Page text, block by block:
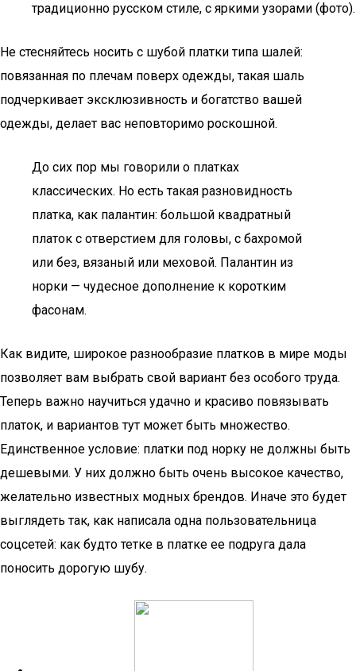
традиционно русском стиле, с яркими узорами (фото).
Не стесняйтесь носить с шубой платки типа шалей:
повязанная по плечам поверх одежды, такая шаль
подчеркивает эксклюзивность и богатство вашей
одежды, делает вас неповторимо роскошной.
До сих пор мы говорили о платках
классических. Но есть такая разновидность
платка, как палантин: большой квадратный
платок с отверстием для головы, с бахромой
или без, вязаный или меховой. Палантин из
норки — чудесное дополнение к коротким
фасонам.
Как видите, широкое разнообразие платков в мире моды
позволяет вам выбрать свой вариант без особого труда.
Теперь важно научиться удачно и красиво повязывать
платок, и вариантов тут может быть множество.
Единственное условие: платки под норку не должны быть
дешевыми. У них должно быть очень высокое качество,
желательно известных модных брендов. Иначе это будет
выглядеть так, как написала одна пользовательница
соцсетей: как будто тетке в платке ее подруга дала
поносить дорогую шубу.